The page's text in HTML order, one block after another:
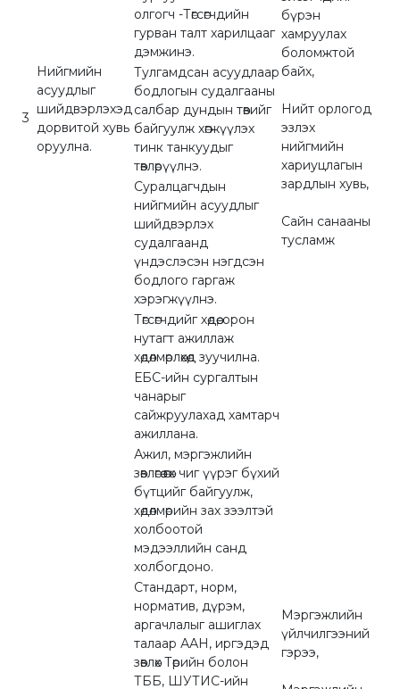
3
Нийгмийн
асуудлыг
шийдвэрлэхэд
дорвитой хувь
оруулна.
бүрэн
хамруулах
боломжтой
байх,
Нийт орлогод
эзлэх
нийгмийн
хариуцлагын
зардлын хувь,
Сайн санааны
тусламж
олгогч -Төгсөгчдийн
гурван талт харилцааг
дэмжинэ.
Тулгамдсан асуудлаар
бодлогын судалгааны
салбар дундын төвийг
байгуулж хөгжүүлэх
тинк танкуудыг
төвлөрүүлнэ.
Суралцагчдын
нийгмийн асуудлыг
шийдвэрлэх
судалгаанд
үндэслэсэн нэгдсэн
бодлого гаргаж
хэрэгжүүлнэ.
Төгсөгчдийг хөдөө, орон
нутагт ажиллаж
хөдөлмөрлөхөд зуучилна.
ЕБС-ийн сургалтын
чанарыг
сайжруулахад хамтарч
ажиллана.
Мэргэжлийн
үйлчилгээний
гэрээ,
Ажил, мэргэжлийн
зөвлөгөө өгөх чиг үүрэг бүхий
бүтцийг байгуулж,
хөдөлмөрийн зах зээлтэй
холбоотой
мэдээллийн санд
холбогдоно.
Стандарт, норм,
норматив, дүрэм,
аргачлалыг ашиглах
талаар ААН, иргэдэд
зөвлөх Төрийн болон
ТББ, ШУТИС-ийн